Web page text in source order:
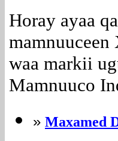
Horay ayaa
waa markii
Mamnuuco
» Maxamed